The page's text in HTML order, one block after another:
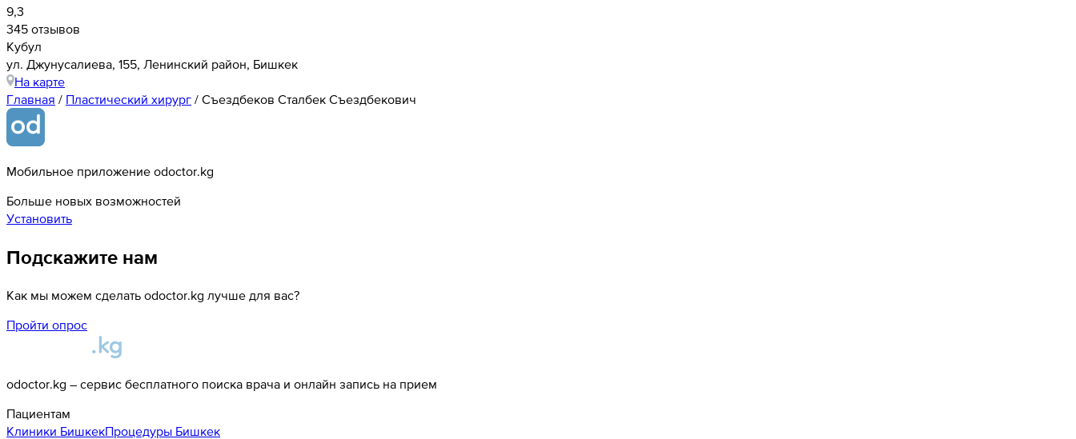
9,3
345 отзывов
Кубул
ул. Джунусалиева, 155, Ленинский район, Бишкек
На карте
Главная / Пластический хирург / Съездбеков Сталбек Съездбекович
Мобильное приложение odoctor.kg
Больше новых возможностей
Установить
Подскажите нам
Как мы можем сделать odoctor.kg лучше для вас?
Пройти опрос
odoctor.kg – сервис бесплатного поиска врача и онлайн запись на прием
Пациентам
Клиники БишкекПроцедуры Бишкек